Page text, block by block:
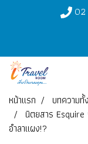
หน้าแรก บทความทั้
นิตยสาร
อำลาแผง!?